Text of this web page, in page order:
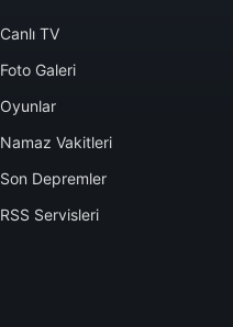
Canlı TV
Foto Galeri
Oyunlar
Namaz Vakitleri
Son Depremler
RSS Servisleri